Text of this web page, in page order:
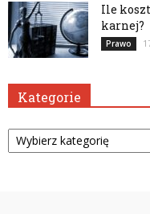
Ile
karnej?
Prawo
Kategorie
Kategorie